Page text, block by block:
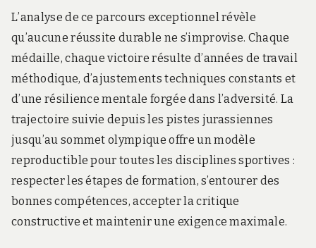
L’analyse de ce parcours exceptionnel révèle
qu’aucune réussite durable ne s’improvise. Chaque
médaille, chaque victoire résulte d’années de travail
méthodique, d’ajustements techniques constants et
d’une résilience mentale forgée dans l’adversité. La
trajectoire suivie depuis les pistes jurassiennes
jusqu’au sommet olympique offre un modèle
reproductible pour toutes les disciplines sportives :
respecter les étapes de formation, s’entourer des
bonnes compétences, accepter la critique
constructive et maintenir une exigence maximale.